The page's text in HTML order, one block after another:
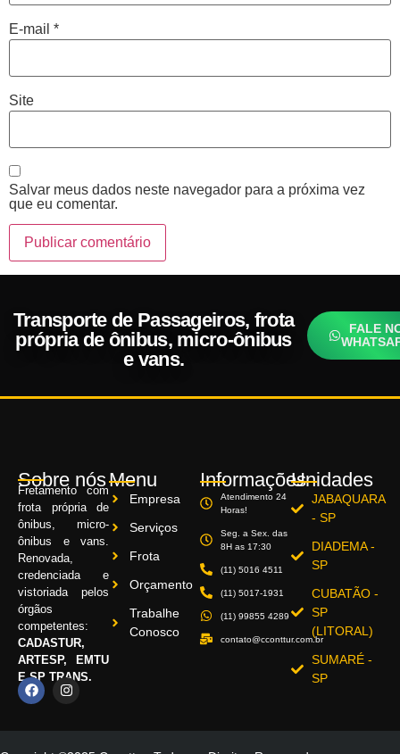
E-mail *
Site
Salvar meus dados neste navegador para a próxima vez
que eu comentar.
Transporte de Passageiros, frota
própria de ônibus, micro-ônibus
e vans.
FALE
Sobre nós
Fretamento com
frota própria de
ônibus, micro-
ônibus e vans.
Renovada,
credenciada e
vistoriada pelos
órgãos
competentes:
CADASTUR,
ARTESP, EMTU
E SP TRANS.
Menu
Empresa
Serviços
Frota
Orçamento
Trabalhe
Conosco
Informações
Atendimento 24
Horas!
Seg. a Sex. das
8H as 17:30
(11) 5016 4511
(11) 5017-1931
(11) 99855 4289
contato@cconttur.com.br
Unidades
JABAQUARA
- SP
DIADEMA -
SP
CUBATÃO -
SP
(LITORAL)
SUMARÉ -
SP